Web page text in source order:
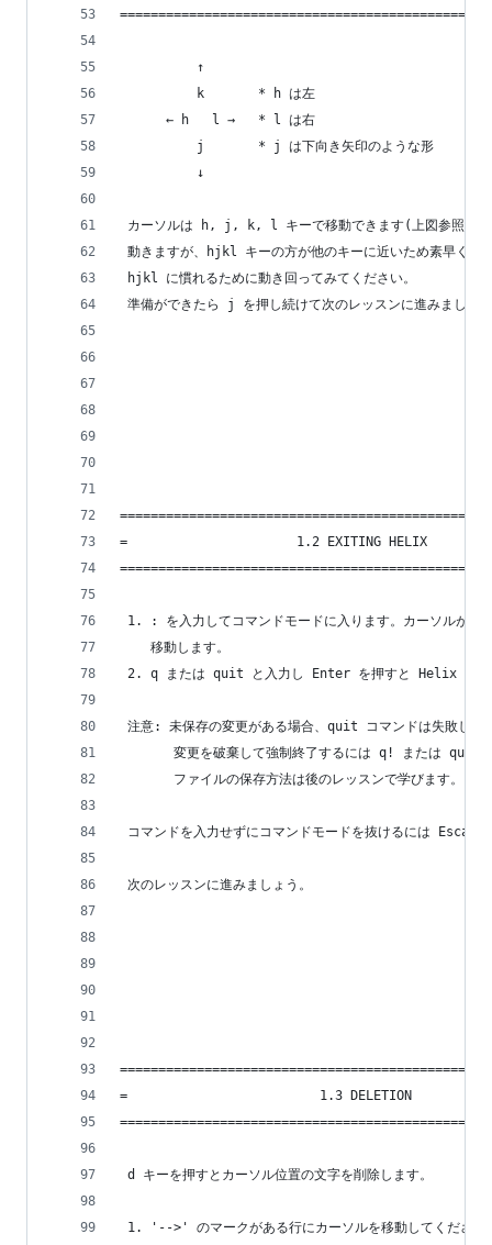
          ↑
          k       * h は左
      ← h   l →   * l は右
          j       * j は下向き矢印のような形
          ↓
カーソルは h, j, k, l キーで移動できます(上図参照)。
動きますが、hjkl キーの方が他のキーに近いため素早く操
hjkl に慣れるために動き回ってみてください。
準備ができたら j を押し続けて次のレッスンに進みましょ
=                      1.2 EXITING HELIX
1. : を入力してコマンドモードに入ります。カーソルが画
    移動します。
2. q または quit と入力し Enter を押すと Helix を終
注意: 未保存の変更がある場合、quit コマンドは失敗しま
変更を破棄して強制終了するには q! または quit!
       ファイルの保存方法は後のレッスンで学びます。
コマンドを入力せずにコマンドモードを抜けるには Escape
次のレッスンに進みましょう。
=                         1.3 DELETION
d キーを押すとカーソル位置の文字を削除します。
1. '-->' のマークがある行にカーソルを移動してください